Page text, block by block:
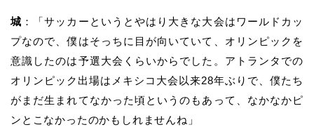
城 ：「サッカーというとやはり大きな大会はワールドカッ
プなので、僕はそっちに目が向いていて、オリンピックを
意識したのは予選大会くらいからでした。アトランタでの
オリンピック出場はメキシコ大会以来28年ぶりで、僕たち
がまだ生まれてなかった頃というのもあって、なかなかピ
ンとこなかったのかもしれませんね」